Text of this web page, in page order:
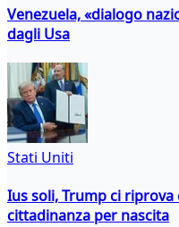
Venezuela, «dialogo
dagli Usa
Stati Uniti
Ius soli, Trump ci
cittadinanza per nascita